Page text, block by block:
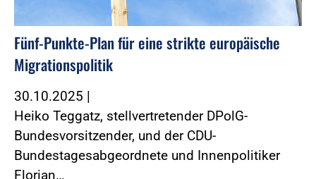
Fünf-Punkte-Plan für eine strikte europäische
Migrationspolitik
30.10.2025 |
Heiko Teggatz, stellvertretender DPolG-
Bundesvorsitzender, und der CDU-
Bundestagesabgeordnete und Innenpolitiker
Florian…